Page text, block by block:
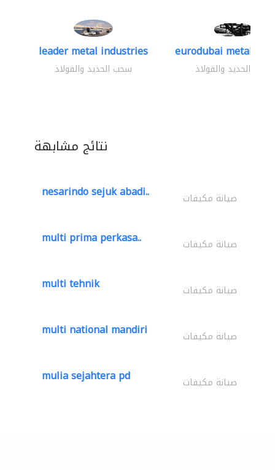
leader metal industries
سحب الحديد والفولاذ
eurodubai metal
سحب الحديد والفولاذ
نتائج مشابهة
nesarindo sejuk abadi.. صيانة مكيفات
multi prima perkasa.. صيانة مكيفات
multi tehnik صيانة مكيفات
multi national mandiri صيانة مكيفات
mulia sejahtera pd صيانة مكيفات